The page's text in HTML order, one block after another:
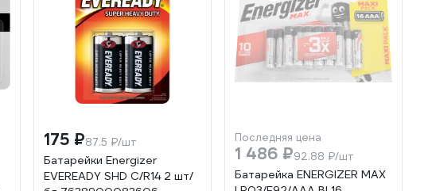
175 ₽87.5 ₽/шт
Батарейки Energizer
EVEREADY SHD C/R14 2 шт/
Последняя цена
1 486 ₽92.88 ₽/шт
Батарейка ENERGIZER MAX